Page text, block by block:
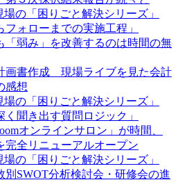
場の「困りごと解決シリーズ」
ォローまでの実施工程」
「弱み」を改善するのは時間の無
画書作成 現場ライブを見た会計
感想
場の「困りごと解決シリーズ」
聞き出す質問ロジック」
オンラインサロン」が時間、
完全リニューアルオープン
場の「困りごと解決シリーズ」
SWOT分析検討会・研修会の進